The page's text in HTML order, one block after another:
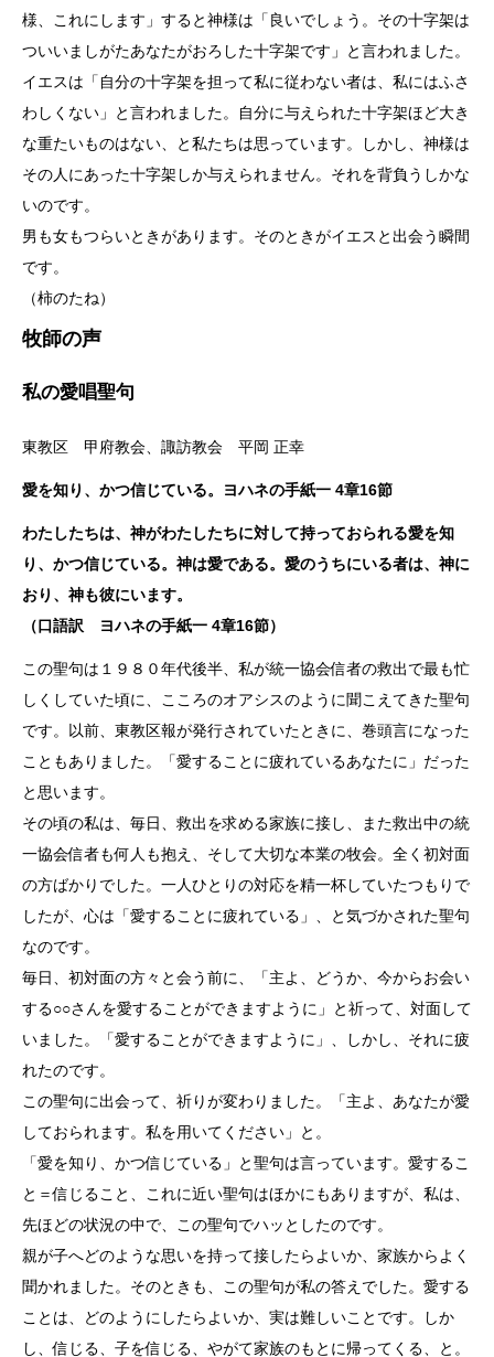
様、これにします」すると神様は「良いでしょう。その十字架は
ついいましがたあなたがおろした十字架です」と言われました。
イエスは「自分の十字架を担って私に従わない者は、私にはふさ
わしくない」と言われました。自分に与えられた十字架ほど大き
な重たいものはない、と私たちは思っています。しかし、神様は
その人にあった十字架しか与えられません。それを背負うしかな
いのです。
男も女もつらいときがあります。そのときがイエスと出会う瞬間
です。
（柿のたね）
牧師の声
私の愛唱聖句
東教区 甲府教会、諏訪教会 平岡 正幸
愛を知り、かつ信じている。ヨハネの手紙一 4章16節
わたしたちは、神がわたしたちに対して持っておられる愛を知
り、かつ信じている。神は愛である。愛のうちにいる者は、神に
おり、神も彼にいます。
（口語訳 ヨハネの手紙一 4章16節）
この聖句は１９８０年代後半、私が統一協会信者の救出で最も忙
しくしていた頃に、こころのオアシスのように聞こえてきた聖句
です。以前、東教区報が発行されていたときに、巻頭言になった
こともありました。「愛することに疲れているあなたに」だった
と思います。
その頃の私は、毎日、救出を求める家族に接し、また救出中の統
一協会信者も何人も抱え、そして大切な本業の牧会。全く初対面
の方ばかりでした。一人ひとりの対応を精一杯していたつもりで
したが、心は「愛することに疲れている」、と気づかされた聖句
なのです。
毎日、初対面の方々と会う前に、「主よ、どうか、今からお会い
する○○さんを愛することができますように」と祈って、対面して
いました。「愛することができますように」、しかし、それに疲
れたのです。
この聖句に出会って、祈りが変わりました。「主よ、あなたが愛
しておられます。私を用いてください」と。
「愛を知り、かつ信じている」と聖句は言っています。愛するこ
と＝信じること、これに近い聖句はほかにもありますが、私は、
先ほどの状況の中で、この聖句でハッとしたのです。
親が子へどのような思いを持って接したらよいか、家族からよく
聞かれました。そのときも、この聖句が私の答えでした。愛する
ことは、どのようにしたらよいか、実は難しいことです。しか
し、信じる、子を信じる、やがて家族のもとに帰ってくる、と。